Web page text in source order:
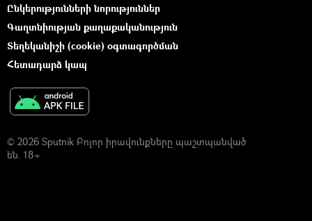
Ընկերությունների նորություններ
Գաղտնիության քաղաքականություն
Տեղեկանիշի (cookie) օգտագործման
Հետադարձ կապ
© 2026 Sputnik Բոլոր իրավունքները պաշտպանված
են. 18+